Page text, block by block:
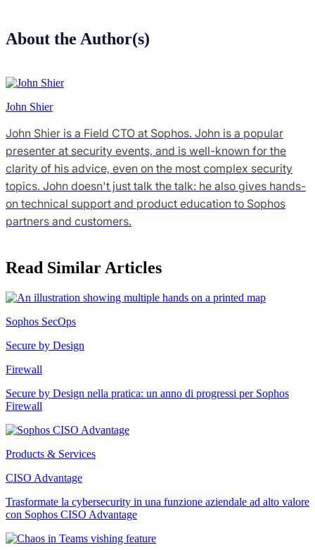
About the Author(s)
John Shier
John Shier is a Field CTO at Sophos. John is a popular
presenter at security events, and is well-known for the
clarity of his advice, even on the most complex security
topics. John doesn't just talk the talk: he also gives hands-
on technical support and product education to Sophos
partners and customers.
Read Similar Articles
Sophos SecOps
Secure by Design
Firewall
Secure by Design nella pratica: un anno di progressi per Sophos
Firewall
Products & Services
CISO Advantage
Trasformate la cybersecurity in una funzione aziendale ad alto valore
con Sophos CISO Advantage